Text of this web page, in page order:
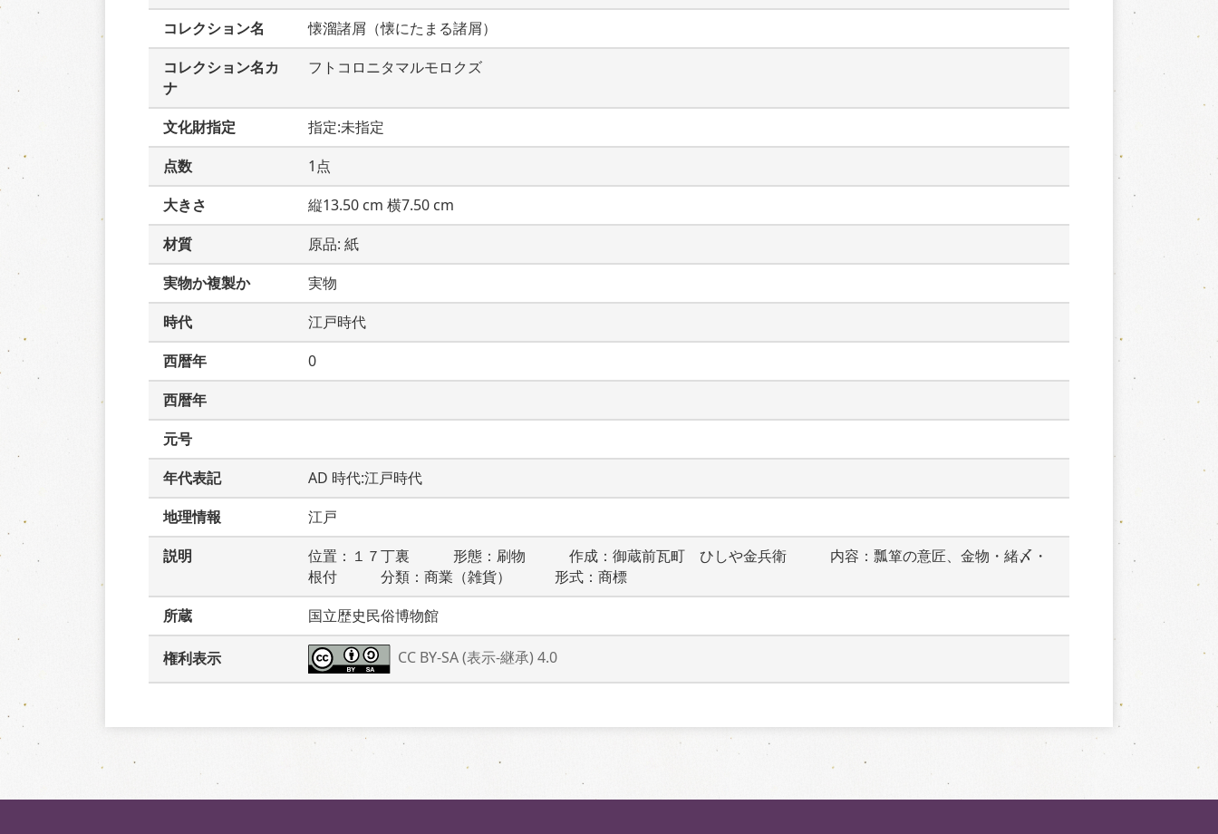
コレクション名
懐溜諸屑（懐にたまる諸屑）
コレクション名カ
ナ
フトコロニタマルモロクズ
文化財指定
指定:未指定
点数
1点
大きさ
縦13.50 cm 横7.50 cm
材質
原品: 紙
実物か複製か
実物
時代
江戸時代
西暦年
0
西暦年
元号
年代表記
AD 時代:江戸時代
地理情報
江戸
説明
位置：１７丁裏　　　形態：刷物　　　作成：御蔵前瓦町　ひしや金兵衛　　　内容：瓢箪の意匠、金物・緒〆・
根付　　　分類：商業（雑貨）　　　形式：商標
所蔵
国立歴史民俗博物館
権利表示 CC BY-SA (表示-継承) 4.0